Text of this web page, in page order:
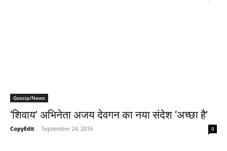
Gossip/News
‘शिवाय’ अभिनेता अजय देवगन का नया संदेश ‘अच्‍छा है’
CopyEdit - September 24, 2016 0